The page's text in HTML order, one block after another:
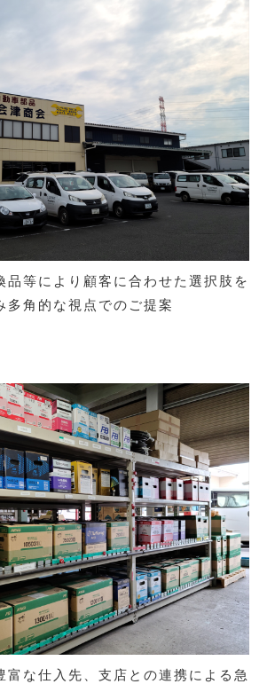
品等により顧客に合わせた選択肢を
多角的な視点でのご提案
富な仕入先、支店との連携による急